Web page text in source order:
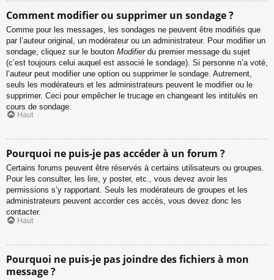
Comment modifier ou supprimer un sondage ?
Comme pour les messages, les sondages ne peuvent être modifiés que
par l’auteur original, un modérateur ou un administrateur. Pour modifier un
sondage, cliquez sur le bouton Modifierdu premier message du sujet
(c’est toujours celui auquel est associé le sondage). Si personne n’a voté,
l’auteur peut modifier une option ou supprimer le sondage. Autrement,
seuls les modérateurs et les administrateurs peuvent le modifier ou le
supprimer. Ceci pour empêcher le trucage en changeant les intitulés en
cours de sondage.
Haut
Pourquoi ne puis-je pas accéder à un forum ?
Certains forums peuvent être réservés à certains utilisateurs ou groupes.
Pour les consulter, les lire, y poster, etc., vous devez avoir les
permissions s’y rapportant. Seuls les modérateurs de groupes et les
administrateurs peuvent accorder ces accès, vous devez donc les
contacter.
Haut
Pourquoi ne puis-je pas joindre des fichiers à mon
message ?